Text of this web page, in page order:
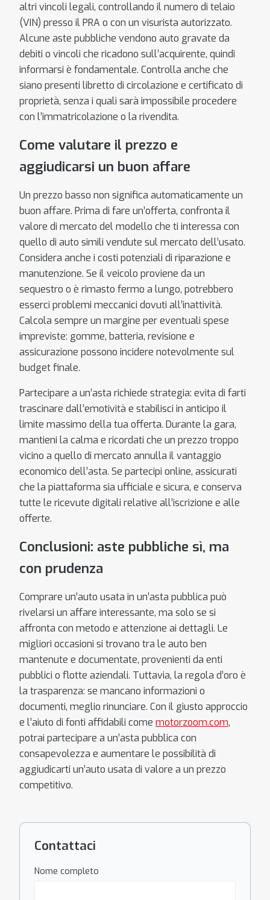
altri vincoli legali, controllando il numero di telaio
(VIN) presso il PRA o con un visurista autorizzato.
Alcune aste pubbliche vendono auto gravate da
debiti o vincoli che ricadono sull’acquirente, quindi
informarsi è fondamentale. Controlla anche che
siano presenti libretto di circolazione e certificato di
proprietà, senza i quali sarà impossibile procedere
con l’immatricolazione o la rivendita.
Come valutare il prezzo e
aggiudicarsi un buon affare
Un prezzo basso non significa automaticamente un
buon affare. Prima di fare un’offerta, confronta il
valore di mercato del modello che ti interessa con
quello di auto simili vendute sul mercato dell’usato.
Considera anche i costi potenziali di riparazione e
manutenzione. Se il veicolo proviene da un
sequestro o è rimasto fermo a lungo, potrebbero
esserci problemi meccanici dovuti all’inattività.
Calcola sempre un margine per eventuali spese
impreviste: gomme, batteria, revisione e
assicurazione possono incidere notevolmente sul
budget finale.
Partecipare a un’asta richiede strategia: evita di farti
trascinare dall’emotività e stabilisci in anticipo il
limite massimo della tua offerta. Durante la gara,
mantieni la calma e ricordati che un prezzo troppo
vicino a quello di mercato annulla il vantaggio
economico dell’asta. Se partecipi online, assicurati
che la piattaforma sia ufficiale e sicura, e conserva
tutte le ricevute digitali relative all’iscrizione e alle
offerte.
Conclusioni: aste pubbliche sì, ma
con prudenza
Comprare un’auto usata in un’asta pubblica può
rivelarsi un affare interessante, ma solo se si
affronta con metodo e attenzione ai dettagli. Le
migliori occasioni si trovano tra le auto ben
mantenute e documentate, provenienti da enti
pubblici o flotte aziendali. Tuttavia, la regola d’oro è
la trasparenza: se mancano informazioni o
documenti, meglio rinunciare. Con il giusto approccio
e l’aiuto di fonti affidabili come motorzoom.com,
potrai partecipare a un’asta pubblica con
consapevolezza e aumentare le possibilità di
aggiudicarti un’auto usata di valore a un prezzo
competitivo.
Contattaci
Nome completo